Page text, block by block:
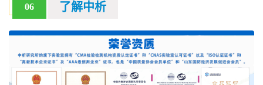
06 了解中析